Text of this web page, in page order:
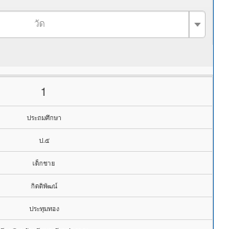
วัด
1
ประถมศึกษา
ป.๕
เด็กชาย
กิตติพัฒน์
ประทุมทอง